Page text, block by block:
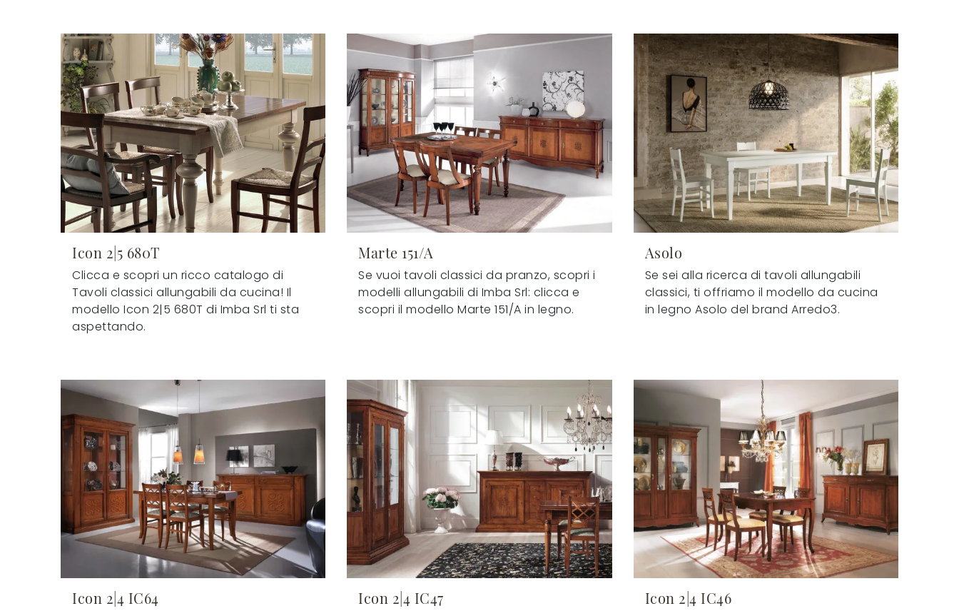
Icon 2|5 680T
Clicca e scopri un ricco catalogo di
Tavoli classici allungabili da cucina! Il
modello Icon 2|5 680T di Imba Srl ti sta
aspettando.
Marte 151/A
Se vuoi tavoli classici da pranzo, scopri i
modelli allungabili di Imba Srl: clicca e
scopri il modello Marte 151/A in legno.
Asolo
Se sei alla ricerca di tavoli allungabili
classici, ti offriamo il modello da cucina
in legno Asolo del brand Arredo3.
Icon 2|4 IC64 Icon 2|4 IC47 Icon 2|4 IC46